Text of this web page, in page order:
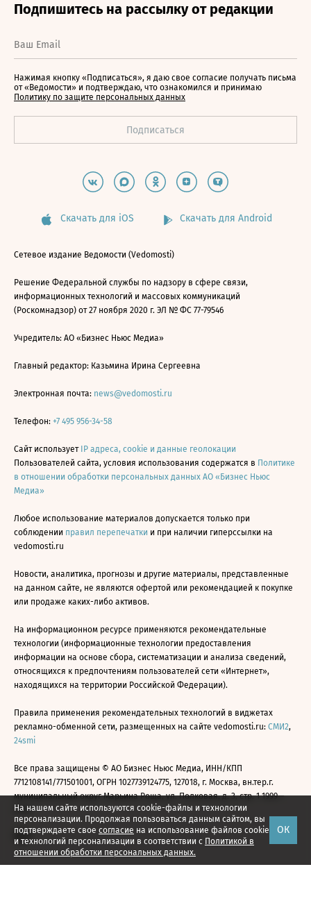
На нашем сайте используются cookie-файлы и технологии
персонализации. Продолжая пользоваться данным сайтом, вы
подтверждаете свое согласие на использование файлов cookie
и технологий персонализации в соответствии с Политикой в
отношении обработки персональных данных.
ОК
Нажимая кнопку «Подписаться», я даю свое согласие получать письма
от «Ведомости» и подтверждаю, что ознакомился и принимаю
Политику по защите персональных данных
Скачать для iOS Скачать для Android
Сетевое издание Ведомости (Vedomosti)
Решение Федеральной службы по надзору в сфере связи,
информационных технологий и массовых коммуникаций
(Роскомнадзор) от 27 ноября 2020 г. ЭЛ № ФС 77-79546
Учредитель: АО «Бизнес Ньюс Медиа»
Главный редактор: Казьмина Ирина Сергеевна
Электронная почта: news@vedomosti.ru
Телефон: +7 495 956-34-58
Сайт использует IP адреса, cookie и данные геолокации
Пользователей сайта, условия использования содержатся в Политике
в отношении обработки персональных данных АО «Бизнес Ньюс
Медиа»
Любое использование материалов допускается только при
соблюдении правил перепечатки и при наличии гиперссылки на
vedomosti.ru
Новости, аналитика, прогнозы и другие материалы, представленные
на данном сайте, не являются офертой или рекомендацией к покупке
или продаже каких-либо активов.
На информационном ресурсе применяются рекомендательные
технологии (информационные технологии предоставления
информации на основе сбора, систематизации и анализа сведений,
относящихся к предпочтениям пользователей сети «Интернет»,
находящихся на территории Российской Федерации).
Правила применения рекомендательных технологий в виджетах
рекламно-обменной сети, размещенных на сайте vedomosti.ru: СМИ2,
24smi
Все права защищены © АО Бизнес Ньюс Медиа, ИНН/КПП
7712108141/771501001, ОГРН 1027739124775, 127018, г. Москва, вн.тер.г.
муниципальный округ Марьина Роща, ул. Полковая, д. 3, стр. 1 1999—
2026